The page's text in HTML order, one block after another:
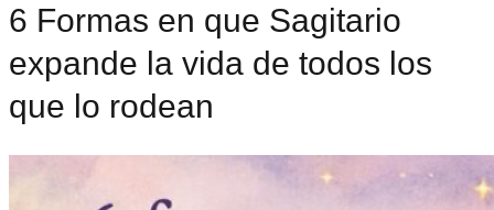
6 Formas en que Sagitario
expande la vida de todos los
que lo rodean